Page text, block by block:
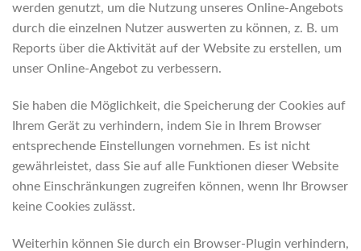
werden genutzt, um die Nutzung unseres Online-Angebots
durch die einzelnen Nutzer auswerten zu können, z. B. um
Reports über die Aktivität auf der Website zu erstellen, um
unser Online-Angebot zu verbessern.
Sie haben die Möglichkeit, die Speicherung der Cookies auf
Ihrem Gerät zu verhindern, indem Sie in Ihrem Browser
entsprechende Einstellungen vornehmen. Es ist nicht
gewährleistet, dass Sie auf alle Funktionen dieser Website
ohne Einschränkungen zugreifen können, wenn Ihr Browser
keine Cookies zulässt.
Weiterhin können Sie durch ein Browser-Plugin verhindern,